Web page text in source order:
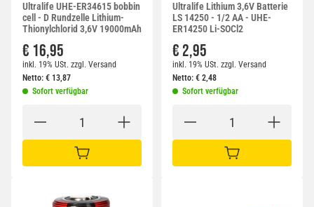
Ultralife UHE-ER34615 bobbin
cell - D Rundzelle Lithium-
Thionylchlorid 3,6V 19000mAh
€ 16,95
inkl. 19% USt. zzgl. Versand
Netto: € 13,87
Sofort verfügbar
IN DEN WARENKORB
Ultralife Lithium 3,6V Batterie
LS 14250 - 1/2 AA - UHE-
ER14250 Li-SOCl2
€ 2,95
inkl. 19% USt. zzgl. Versand
Netto: € 2,48
Sofort verfügbar
IN DEN WARENKORB